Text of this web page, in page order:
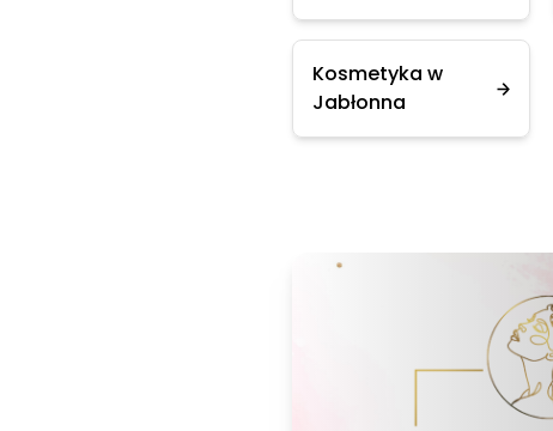
Kosmetyka w
Jabłonna